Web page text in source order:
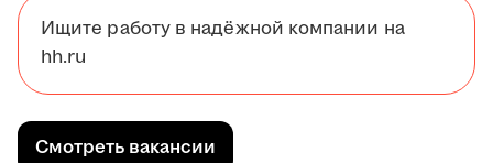
Ищите работу в надёжной компании на
hh.ru
Смотреть вакансии